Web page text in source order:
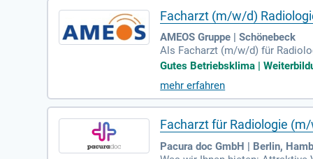
Facharzt (m/w/d)
AMEOS Gruppe | Schönebeck
Als Facharzt (m/w/d) für
Patienten. Zu Ihren Aufgaben
undierte Kenntnisse in der
Aufgaben und zahlreiche
Gutes Betriebsklima |
mehr erfahren
Facharzt für Radiologie
Pacura doc GmbH | Berlin,